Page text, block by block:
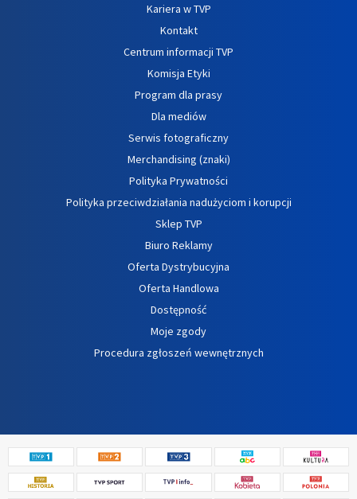
Kariera w TVP
Kontakt
Centrum informacji TVP
Komisja Etyki
Program dla prasy
Dla mediów
Serwis fotograficzny
Merchandising (znaki)
Polityka Prywatności
Polityka przeciwdziałania nadużyciom i korupcji
Sklep TVP
Biuro Reklamy
Oferta Dystrybucyjna
Oferta Handlowa
Dostępność
Moje zgody
Procedura zgłoszeń wewnętrznych